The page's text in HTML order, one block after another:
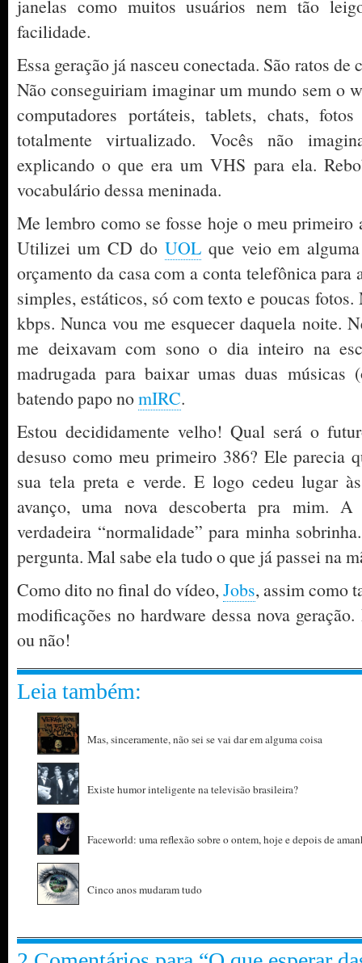
janelas como muitos usuários nem tão
facilidade.
Essa geração já nasceu conectada. São ratos
Não conseguiriam imaginar um mundo sem o
computadores portáteis, tablets, chats,
totalmente virtualizado. Vocês não
explicando o que era um VHS para ela.
vocabulário dessa meninada.
Me lembro como se fosse hoje o meu primeiro
Utilizei um CD do UOLque veio em
orçamento da casa com a conta telefônica para
simples, estáticos, só com texto e poucas
kbps. Nunca vou me esquecer daquela noite.
me deixavam com sono o dia inteiro na
madrugada para baixar umas duas músicas
batendo papo nomIRC.
Estou decididamente velho! Qual será o
desuso como meu primeiro 386? Ele parecia
sua tela preta e verde. E logo cedeu lugar
avanço, uma nova descoberta pra mim. A
verdadeira “normalidade” para minha
pergunta. Mal sabe ela tudo o que já passei na
Como dito no final do vídeo,Jobs, assim como
modificações no hardware dessa nova
ou não!
Leia também:
Mas, sinceramente, não sei se vai dar em alguma coisa
Existe humor inteligente na televisão brasileira?
Faceworld: uma reflexão sobre o ontem, hoje e depois de
Cinco anos mudaram tudo